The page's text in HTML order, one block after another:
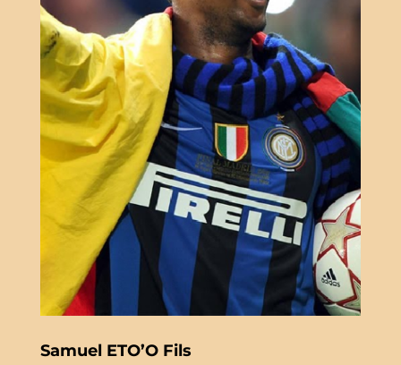
Samuel ETO’O Fils